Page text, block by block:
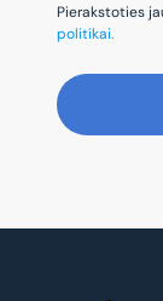
Pierakstoties
politikai.